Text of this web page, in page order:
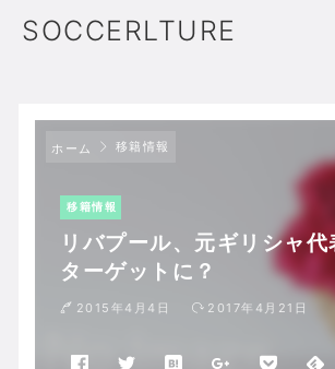
SOCCERLTURE
ホーム 移籍情報
移籍情報
リバプール、元ギリシャ代
ターゲットに？
2015年4月4日 2017年4月21日